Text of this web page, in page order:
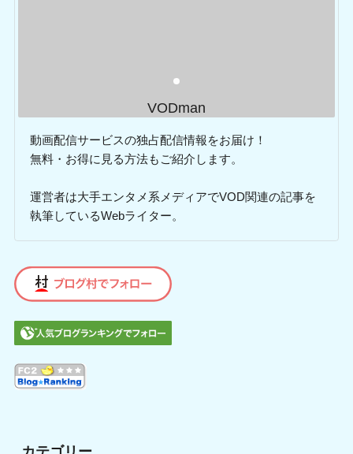
VODman
動画配信サービスの独占配信情報をお届け！
無料・お得に見る方法もご紹介します。
運営者は大手エンタメ系メディアでVOD関連の記事を
執筆しているWebライター。